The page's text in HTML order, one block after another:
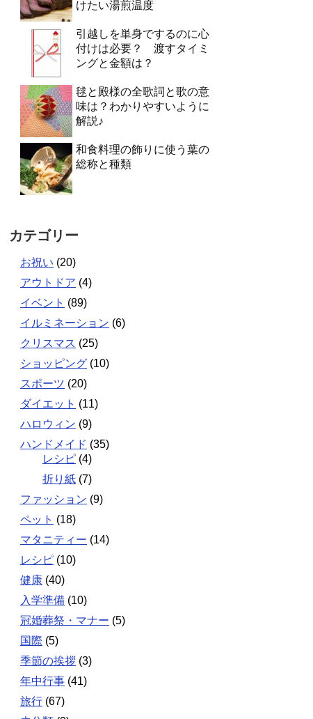
けたい湯煎温度
引越しを単身でするのに心
付けは必要？ 渡すタイミ
ングと金額は？
毬と殿様の全歌詞と歌の意
味は？わかりやすいように
解説♪
和食料理の飾りに使う葉の
総称と種類
カテゴリー
お祝い (20)
アウトドア (4)
イベント (89)
イルミネーション (6)
クリスマス (25)
ショッピング (10)
スポーツ (20)
ダイエット (11)
ハロウィン (9)
ハンドメイド (35)
レシピ (4)
折り紙 (7)
ファッション (9)
ペット (18)
マタニティー (14)
レシピ (10)
健康 (40)
入学準備 (10)
冠婚葬祭・マナー (5)
国際 (5)
季節の挨拶 (3)
年中行事 (41)
旅行 (67)